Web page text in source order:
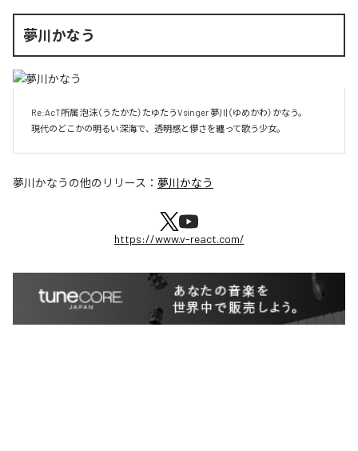
夢川かなう
現代のどこかの明るい深海で、透明感と儚さを纏って歌う少女。
夢川かなう の他のリリース： 夢川かなう
https://www.v-react.com/